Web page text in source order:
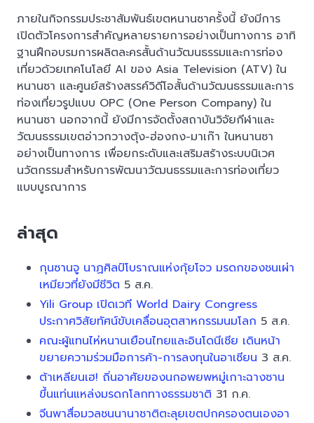
ภายในกิจกรรมประชาสัมพันธ์เขตหนานซาครั้งนี้ ยังมีการ
เปิดตัวโครงการสำคัญหลายรายการอย่างเป็นทางการ อาทิ
ฐานฝึกอบรมการผลิตละครสั้นด้านวัฒนธรรมและการท่อง
เที่ยวด้วยเทคโนโลยี AI ของ Asia Television (ATV) ใน
หนานซา และศูนย์สร้างสรรค์วิดีโอสั้นด้านวัฒนธรรมและการ
ท่องเที่ยวรูปแบบ OPC (One Person Company) ใน
หนานซา นอกจากนี้ ยังมีการจัดตั้งสถาบันวิจัยกีฬาและ
วัฒนธรรมเขตอ่าวกวางตุ้ง-ฮ่องกง-มาเก๊า ในหนานซา
อย่างเป็นทางการ เพื่อยกระดับและเสริมสร้างระบบนิเวศ
นวัตกรรมสำหรับการพัฒนาวัฒนธรรมและการท่องเที่ยว
แบบบูรณาการ
ล่าสุด
กุนซานจู นาฏศิลป์โบราณแห่งกุ้ยโจว มรดกของชนเผ่า
เหมียวที่ยังมีชีวิต 5 ส.ค.
Yili Group เปิดเวที World Dairy Congress
ประกาศวิสัยทัศน์ขับเคลื่อนอุตสาหกรรมนมโลก 5 ส.ค.
คณะผู้แทนไห่หนานเยือนไทยและอินโดนีเซีย เดินหน้า
ขยายความร่วมมือการค้า-การลงทุนในอาเซียน 3 ส.ค.
ต้าเหลียนเฮ! ถิ่นอาศัยของนกอพยพหมู่เกาะฉางซาน
ขึ้นแท่นแหล่งมรดกโลกทางธรรมชาติ 31 ก.ค.
จีนพาสื่อมวลชนนานาชาติตะลุยเขตปกครองตนเองอา